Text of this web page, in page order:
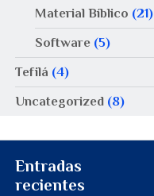
Material Bíblico (21)
Software(5)
Tefilá (4)
Uncategorized (8)
Entradas
recientes